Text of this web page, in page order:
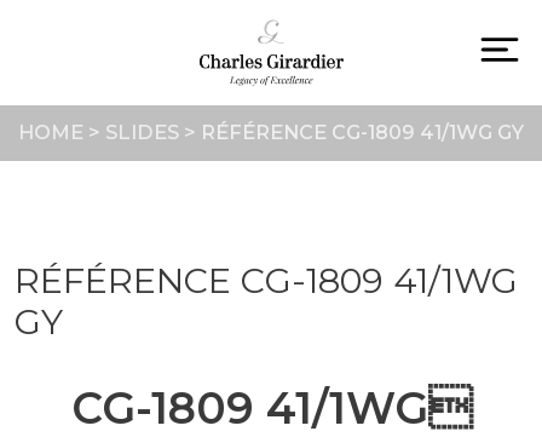
HOME > SLIDES > RÉFÉRENCE CG-1809 41/1WG GY
RÉFÉRENCE CG-1809 41/1WG
GY
CG-1809 41/1WG